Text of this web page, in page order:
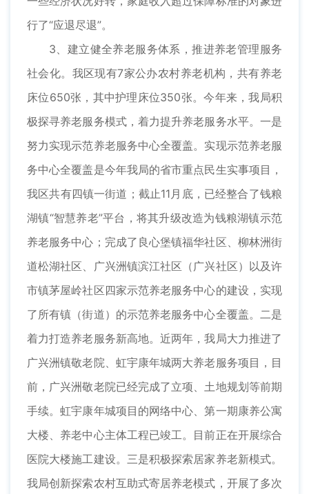
行了“应退尽退”。
3、建立健全养老服务体系，推进养老管理服务
社会化。我区现有7家公办农村养老机构，共有养老
床位650张，其中护理床位350张。今年来，我局积
极探寻养老服务模式，着力提升养老服务水平。一是
努力实现示范养老服务中心全覆盖。实现示范养老服
务中心全覆盖是今年我局的省市重点民生实事项目，
我区共有四镇一街道；截止11月底，已经整合了钱粮
湖镇“智慧养老”平台，将其升级改造为钱粮湖镇示范
养老服务中心；完成了良心堡镇福华社区、柳林洲街
道松湖社区、广兴洲镇滨江社区（广兴社区）以及许
市镇茅屋岭社区四家示范养老服务中心的建设，实现
了所有镇（街道）的示范养老服务中心全覆盖。二是
着力打造养老服务新高地。近两年，我局大力推进了
广兴洲镇敬老院、虹宇康年城两大养老服务项目，目
前，广兴洲敬老院已经完成了立项、土地规划等前期
手续。虹宇康年城项目的网络中心、第一期康养公寓
大楼、养老中心主体工程已竣工。目前正在开展综合
医院大楼施工建设。三是积极探索居家养老新模式。
我局创新探索农村互助式寄居养老模式，开展了多次